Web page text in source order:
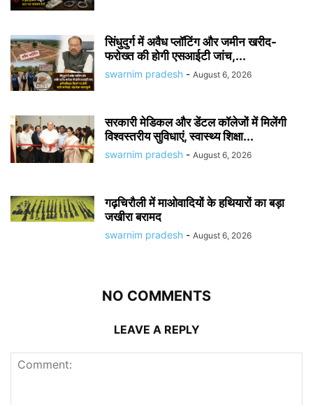
सिंधुदुर्ग में अवैध प्लॉटिंग और जमीन खरीद-
फरोख्त की होगी एसआईटी जांच,...
swarnim pradesh - August 6, 2026
सरकारी मेडिकल और डेंटल कॉलेजों में मिलेंगी
विश्वस्तरीय सुविधाएं, स्वास्थ्य शिक्षा...
swarnim pradesh - August 6, 2026
गढ़चिरौली में माओवादियों के हथियारों का बड़ा
जखीरा बरामद
swarnim pradesh - August 6, 2026
NO COMMENTS
LEAVE A REPLY